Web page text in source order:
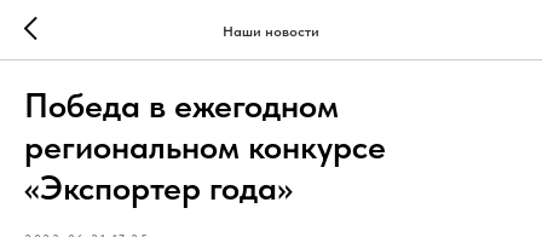
Наши новости
Победа в ежегодном
региональном конкурсе
«Экспортер года»